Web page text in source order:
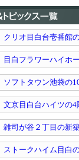
クリオ目白台壱番館
目白フラワーハイホ
ソフトタウン池袋の
文京目白台ハイツの
雑司が谷２丁目の新
ストークハイム目白